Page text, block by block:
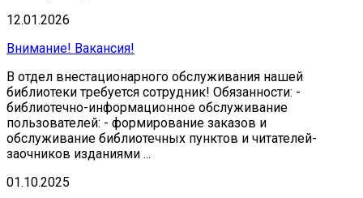
12.01.2026
Внимание! Вакансия!
В отдел внестационарного обслуживания нашей
библиотеки требуется сотрудник! Обязанности: -
библиотечно-информационное обслуживание
пользователей: - формирование заказов и
обслуживание библиотечных пунктов и читателей-
заочников изданиями ...
01.10.2025